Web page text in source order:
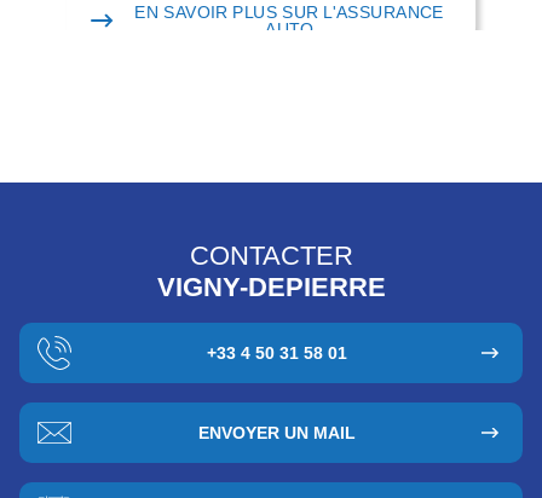
EN SAVOIR PLUS SUR L'ASSURANCE
AUTO
CONTACTER
VIGNY-DEPIERRE
+33 4 50 31 58 01
ENVOYER UN MAIL